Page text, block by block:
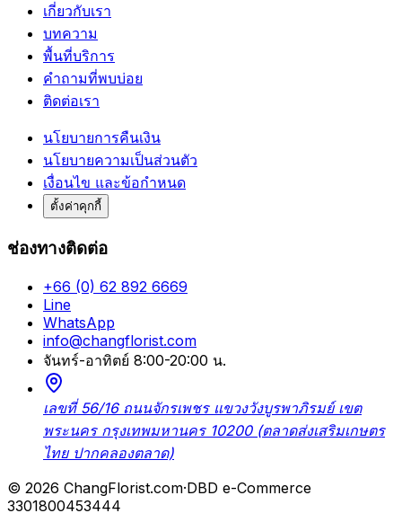
เกี่ยวกับเรา
บทความ
พื้นที่บริการ
คำถามที่พบบ่อย
ติดต่อเรา
นโยบายการคืนเงิน
นโยบายความเป็นส่วนตัว
เงื่อนไข และข้อกำหนด
ตั้งค่าคุกกี้
ช่องทางติดต่อ
+66 (0) 62 892 6669
Line
WhatsApp
info@changflorist.com
จันทร์-อาทิตย์ 8:00-20:00 น.
เลขที่ 56/16 ถนนจักรเพชร แขวงวังบูรพาภิรมย์ เขต
พระนคร กรุงเทพมหานคร 10200 (ตลาดส่งเสริมเกษตร
ไทย ปากคลองตลาด)
© 2026 ChangFlorist.com·DBD e-Commerce
3301800453444